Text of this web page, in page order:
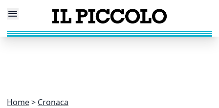
Home Cronaca